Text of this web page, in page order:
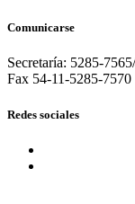
Comunicarse
Secretaría: 5285-
Fax 54-11-5285-7570
Redes sociales